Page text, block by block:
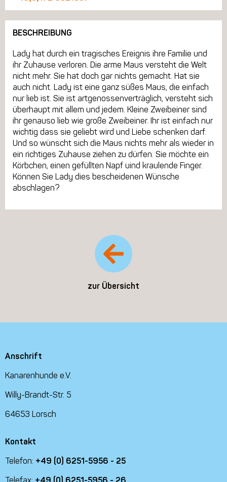
BESCHREIBUNG
Lady hat durch ein tragisches Ereignis ihre Familie und
ihr Zuhause verloren. Die arme Maus versteht die Welt
nicht mehr. Sie hat doch gar nichts gemacht. Hat sie
auch nicht. Lady ist eine ganz süßes Maus, die einfach
nur lieb ist. Sie ist artgenossenverträglich, versteht sich
überhaupt mit allem und jedem. Kleine Zweibeiner sind
ihr genauso lieb wie große Zweibeiner. Ihr ist einfach nur
wichtig dass sie geliebt wird und Liebe schenken darf.
Und so wünscht sich die Maus nichts mehr als wieder in
ein richtiges Zuhause ziehen zu dürfen. Sie möchte ein
Körbchen, einen gefüllten Napf uind kraulende Finger.
Können Sie Lady dies bescheidenen Wünsche
abschlagen?
zur Übersicht
Anschrift
Kanarenhunde e.V.
Willy-Brandt-Str. 5
64653 Lorsch
Kontakt
Telefon: +49 (0) 6251-5956 - 25